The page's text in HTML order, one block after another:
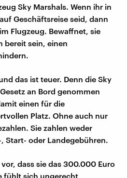
Sky Marshals. Wenn ihr in
Geschäftsreise seid, dann
Flugzeug. Bewaffnet, sie
bereit sein, einen
das ist teuer. Denn die Sky
an Bord genommen
einen für die
Platz. Ohne auch nur
Sie zahlen weder
Start- oder Landegebühren.
dass sie das 300.000 Euro
fühlt sich ungerecht